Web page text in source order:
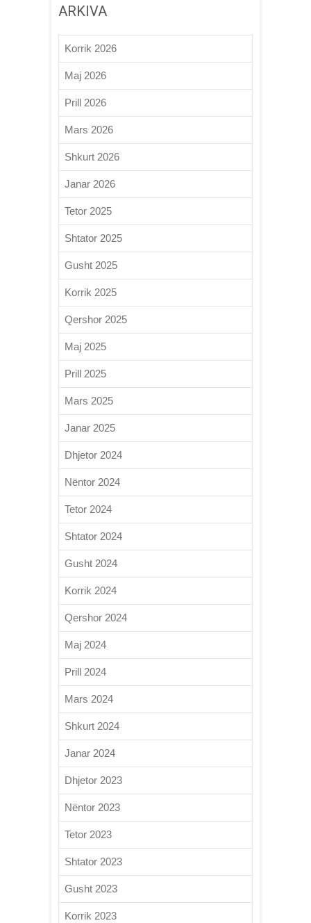
ARKIVA
Korrik 2026
Maj 2026
Prill 2026
Mars 2026
Shkurt 2026
Janar 2026
Tetor 2025
Shtator 2025
Gusht 2025
Korrik 2025
Qershor 2025
Maj 2025
Prill 2025
Mars 2025
Janar 2025
Dhjetor 2024
Nëntor 2024
Tetor 2024
Shtator 2024
Gusht 2024
Korrik 2024
Qershor 2024
Maj 2024
Prill 2024
Mars 2024
Shkurt 2024
Janar 2024
Dhjetor 2023
Nëntor 2023
Tetor 2023
Shtator 2023
Gusht 2023
Korrik 2023